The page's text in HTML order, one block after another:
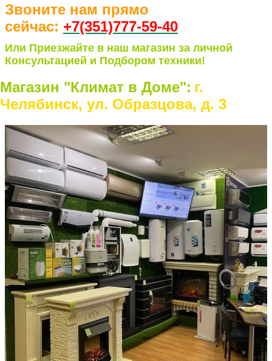
Звоните нам прямо
сейчас: +7(351)777-59-40
Или Приезжайте в наш магазин за личной
Консультацией и Подбором техники!
Магазин "Климат в Доме": г.
Челябинск, ул. Образцова, д. 3